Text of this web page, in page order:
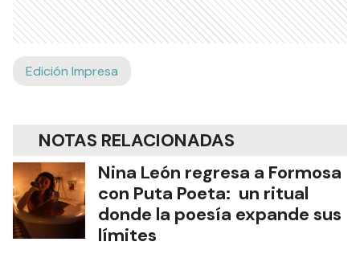
Edición Impresa
NOTAS RELACIONADAS
Nina León regresa a Formosa
con Puta Poeta: un ritual
donde la poesía expande sus
límites